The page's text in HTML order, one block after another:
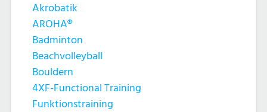
Akrobatik
AROHA®
Badminton
Beachvolleyball
Bouldern
4XF-Functional Training
Funktionstraining